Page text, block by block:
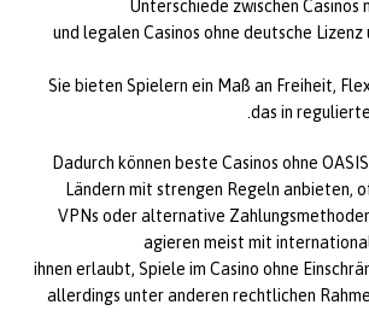
Unterschiede zwischen Casinos
und legalen Casinos ohne deutsche Lizenz
Sie bieten Spielern ein Maß an Freiheit,
das in
Dadurch können beste Casinos ohne
Ländern mit strengen Regeln anbieten,
VPNs oder alternative
agieren meist mit
ihnen erlaubt, Spiele im Casino ohne
allerdings unter anderen rechtlichen